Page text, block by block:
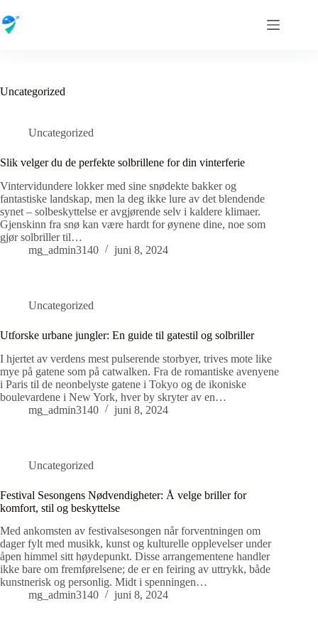
til
innholdet
Uncategorized
Uncategorized
Slik velger du de perfekte solbrillene for din vinterferie
Vintervidundere lokker med sine snødekte bakker og
fantastiske landskap, men la deg ikke lure av det blendende
synet – solbeskyttelse er avgjørende selv i kaldere klimaer.
Gjenskinn fra snø kan være hardt for øynene dine, noe som
gjør solbriller til…
mg_admin3140
juni 8, 2024
Uncategorized
Utforske urbane jungler: En guide til gatestil og solbriller
I hjertet av verdens mest pulserende storbyer, trives mote like
mye på gatene som på catwalken. Fra de romantiske avenyene
i Paris til de neonbelyste gatene i Tokyo og de ikoniske
boulevardene i New York, hver by skryter av en…
mg_admin3140
juni 8, 2024
Uncategorized
Festival Sesongens Nødvendigheter: Å velge briller for
komfort, stil og beskyttelse
Med ankomsten av festivalsesongen når forventningen om
dager fylt med musikk, kunst og kulturelle opplevelser under
åpen himmel sitt høydepunkt. Disse arrangementene handler
ikke bare om fremførelsene; de er en feiring av uttrykk, både
kunstnerisk og personlig. Midt i spenningen…
mg_admin3140
juni 8, 2024